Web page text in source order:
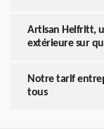
Artisan Helfritt,
extérieure sur
Notre tarif
tous